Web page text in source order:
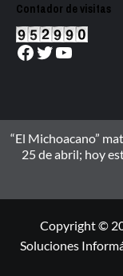
Contador de visitas
Facebook
Twitter
YouTube
“El Michoacano”
25 de abril; hoy
Copyright ©
Soluciones